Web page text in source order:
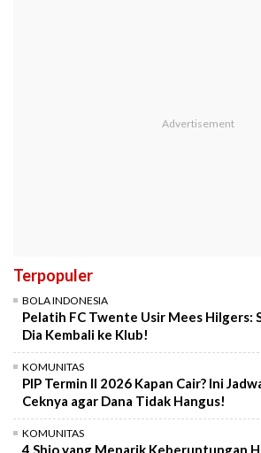
Terpopuler
BOLA INDONESIA
Pelatih FC Twente Usir Mees Hilgers:
Dia Kembali ke Klub!
KOMUNITAS
PIP Termin II 2026 Kapan Cair? Ini
Ceknya agar Dana Tidak Hangus!
KOMUNITAS
4 Shio yang Menarik Keberuntungan